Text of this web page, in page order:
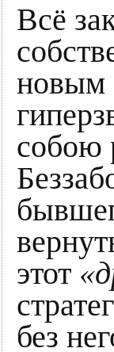
Всё
новым
собою
этот
без